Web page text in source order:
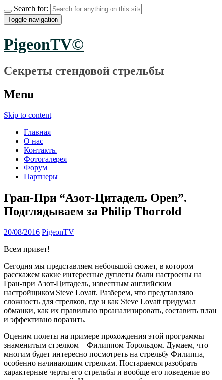
Search for:
Toggle navigation
PigeonTV©
Секреты стендовой стрельбы
Menu
Skip to content
Главная
О нас
Контакты
Фотогалерея
Форум
Партнеры
Гран-При “Азот-Цитадель Open”.
Подглядываем за Philip Thorrold
20/08/2016 PigeonTV
Всем привет!
Сегодня мы представляем небольшой сюжет, в котором
расскажем какие интересные дуплеты были настроены на
Гран-при Азот-Цитадель, известным английским
настройщиком Steve Lovatt. Разберем, что представляло
сложность для стрелков, где и как Steve Lovatt придумал
обманки, как их правильно проанализировать, составить план
и эффективно поразить.
Оценим полеты на примере прохождения этой программы
знаменитым стрелком – Филиппом Торольдом. Думаем, что
многим будет интересно посмотреть на стрельбу Филиппа,
особенно начинающим стрелкам. Постараемся разобрать
характерные черты его стрельбы и вообще его поведение во